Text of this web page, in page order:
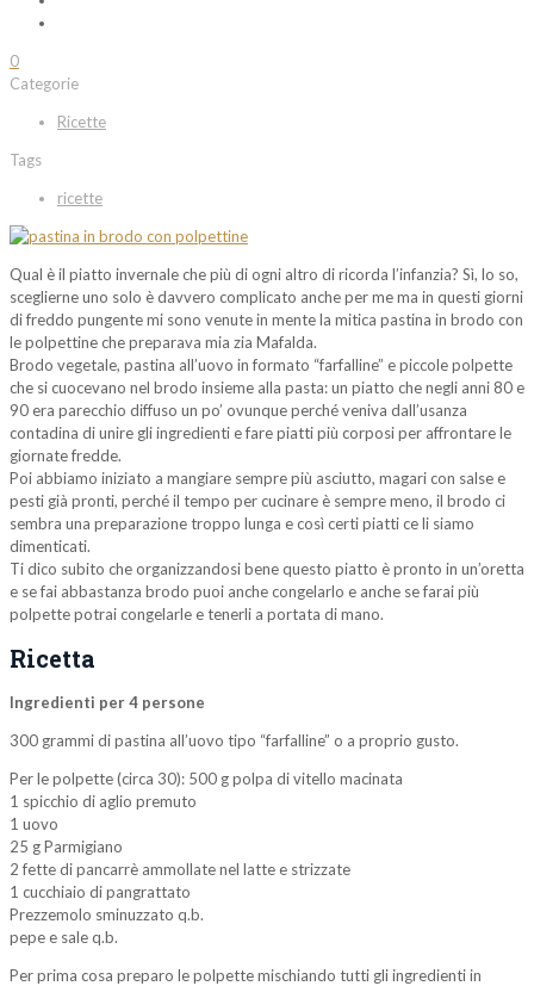
0
Categorie
Ricette
Tags
ricette
Qual è il piatto invernale che più di ogni altro di ricorda l’infanzia? Sì, lo so,
sceglierne uno solo è davvero complicato anche per me ma in questi giorni
di freddo pungente mi sono venute in mente la mitica pastina in brodo con
le polpettine che preparava mia zia Mafalda.
Brodo vegetale, pastina all’uovo in formato “farfalline” e piccole polpette
che si cuocevano nel brodo insieme alla pasta: un piatto che negli anni 80 e
90 era parecchio diffuso un po’ ovunque perché veniva dall’usanza
contadina di unire gli ingredienti e fare piatti più corposi per affrontare le
giornate fredde.
Poi abbiamo iniziato a mangiare sempre più asciutto, magari con salse e
pesti già pronti, perché il tempo per cucinare è sempre meno, il brodo ci
sembra una preparazione troppo lunga e così certi piatti ce li siamo
dimenticati.
Ti dico subito che organizzandosi bene questo piatto è pronto in un’oretta
e se fai abbastanza brodo puoi anche congelarlo e anche se farai più
polpette potrai congelarle e tenerli a portata di mano.
Ricetta
Ingredienti per 4 persone
300 grammi di pastina all’uovo tipo “farfalline” o a proprio gusto.
Per le polpette (circa 30): 500 g polpa di vitello macinata
1 spicchio di aglio premuto
1 uovo
25 g Parmigiano
2 fette di pancarrè ammollate nel latte e strizzate
1 cucchiaio di pangrattato
Prezzemolo sminuzzato q.b.
pepe e sale q.b.
Per prima cosa preparo le polpette mischiando tutti gli ingredienti in